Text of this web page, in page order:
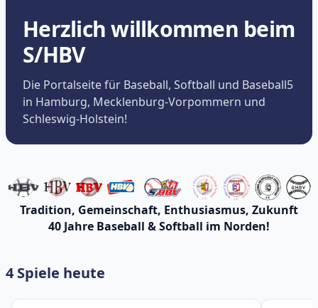
Herzlich willkommen beim
S/HBV
Die Portalseite für Baseball, Softball und Baseball5
in Hamburg, Mecklenburg-Vorpommern und
Schleswig-Holstein!
Tradition, Gemeinschaft, Enthusiasmus, Zukunft
40 Jahre Baseball & Softball im Norden!
4 Spiele heute